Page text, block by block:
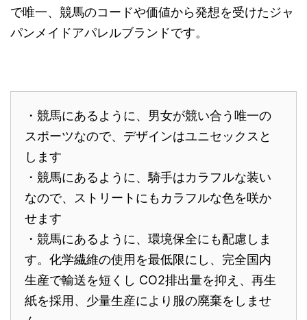
で唯一、競馬のコードや価値から発想を受けたジャ
パンメイドアパレルブランドです。
・競馬にあるように、男女が競い合う唯一の
スポーツなので、デザインはユニセックスと
します
・競馬にあるように、騎手はカラフルな装い
なので、ストリートにもカラフルな色を咲か
せます
・競馬にあるように、環境保全にも配慮しま
す。化学繊維の使用を最低限にし、完全国内
生産で輸送を短くし CO2排出量を抑え、再生
紙を採用、少量生産により服の廃棄をしませ